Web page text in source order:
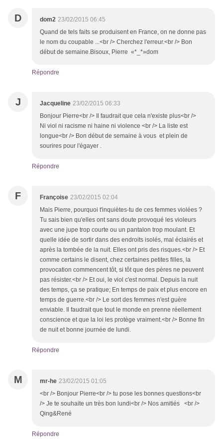
D dom2 23/02/2015 06:45
Quand de tels faits se produisent en France, on ne donne pas
le nom du coupable ...<br /> Cherchez l'erreur.<br /> Bon
début de semaine.Bisoux, Pierre «*_*»dom
Répondre
J Jacqueline 23/02/2015 06:33
Bonjour Pierre<br /> Il faudrait que cela n'existe plus<br />
Ni viol ni racisme ni haine ni violence <br /> La liste est
longue<br /> Bon début de semaine à vous et plein de
sourires pour l'égayer .
Répondre
F Françoise 23/02/2015 02:04
Mais Pierre, pourquoi t'inquiètes-tu de ces femmes violées ?
Tu sais bien qu'elles ont sans doute provoqué les violeurs
avec une jupe trop courte ou un pantalon trop moulant. Et
quelle idée de sortir dans des endroits isolés, mal éclairés et
après la tombée de la nuit. Elles ont pris des risques.<br /> Et
comme certains le disent, chez certaines petites filles, la
provocation commencent tôt, si tôt que des pères ne peuvent
pas résister.<br /> Et oui, le viol c'est normal. Depuis la nuit
des temps, ça se pratique; En temps de paix et plus encore en
temps de guerre.<br /> Le sort des femmes n'est guère
enviable. Il faudrait que tout le monde en prenne réellement
conscience et que la loi les protège vraiment.<br /> Bonne fin
de nuit et bonne journée de lundi.
Répondre
M mr-he 23/02/2015 01:05
<br /> Bonjour Pierre<br /> tu pose les bonnes questions<br
/> Je te souhaite un très bon lundi<br /> Nos amitiés <br />
Qing&René
Répondre